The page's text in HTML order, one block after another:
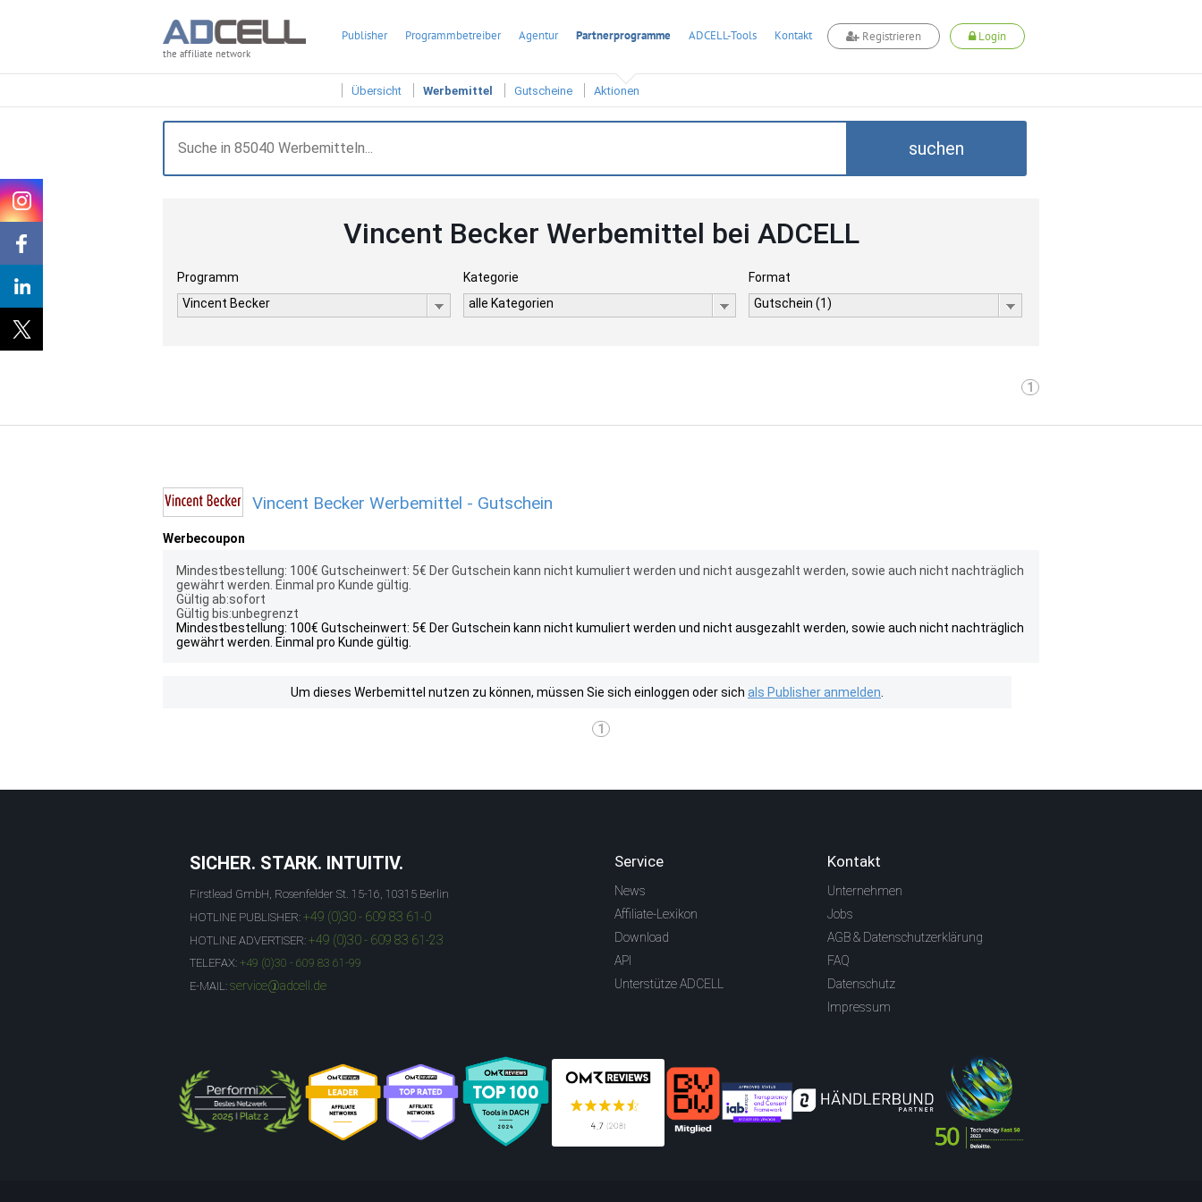
the affiliate network
Publisher Programmbetreiber Agentur Partnerprogramme ADCELL-Tools Kontakt Registrieren Login
Übersicht Werbemittel Gutscheine Aktionen
suchen
Vincent Becker Werbemittel bei ADCELL
Programm
Vincent Becker
Kategorie
alle Kategorien
Format
Gutschein (1)
1
Vincent Becker Werbemittel - Gutschein
Werbecoupon
Mindestbestellung: 100€ Gutscheinwert: 5€ Der Gutschein kann nicht kumuliert werden und nicht ausgezahlt werden, sowie auch nicht nachträglich
gewährt werden. Einmal pro Kunde gültig.
Gültig ab:sofort
Gültig bis:unbegrenzt
Mindestbestellung: 100€ Gutscheinwert: 5€ Der Gutschein kann nicht kumuliert werden und nicht ausgezahlt werden, sowie auch nicht nachträglich
gewährt werden. Einmal pro Kunde gültig.
Um dieses Werbemittel nutzen zu können, müssen Sie sich einloggen oder sich als Publisher anmelden
1
SICHER. STARK. INTUITIV.
Firstlead GmbH, Rosenfelder St. 15-16, 10315 Berlin
HOTLINE PUBLISHER: +49 (0)30 - 609 83 61-0
HOTLINE ADVERTISER: +49 (0)30 - 609 83 61-23
TELEFAX: +49 (0)30 - 609 83 61-99
E-MAIL: service@adcell.de
Service
News
Affiliate-Lexikon
Download
API
Unterstütze ADCELL
Kontakt
Unternehmen
Jobs
AGB & Datenschutzerklärung
FAQ
Datenschutz
Impressum